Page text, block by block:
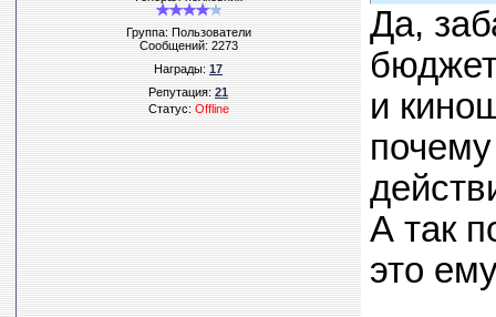
Группа: Пользователи
Сообщений:2273
Награды:17
Репутация:21
Статус:Offline
Да,
и
А так
это